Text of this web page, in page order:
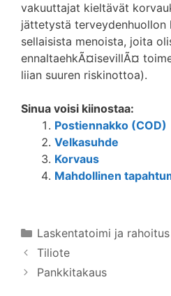
vakuuttajat kieltävät
jättetystä
sellaisista menoista, joita
ennaltaehkÃ¤isevillÃ¤
liian suuren riskinottoa).
Sinua voisi kiinostaa:
Postiennakko (COD)
Velkasuhde
Korvaus
Mahdollinen
Kategoriat
Laskentatoimi ja rahoitus
Tiliote
Pankkitakaus